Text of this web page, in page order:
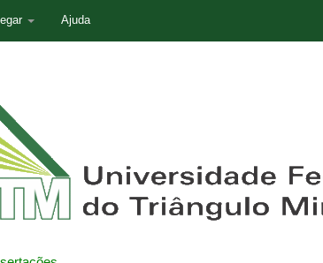
Ajuda